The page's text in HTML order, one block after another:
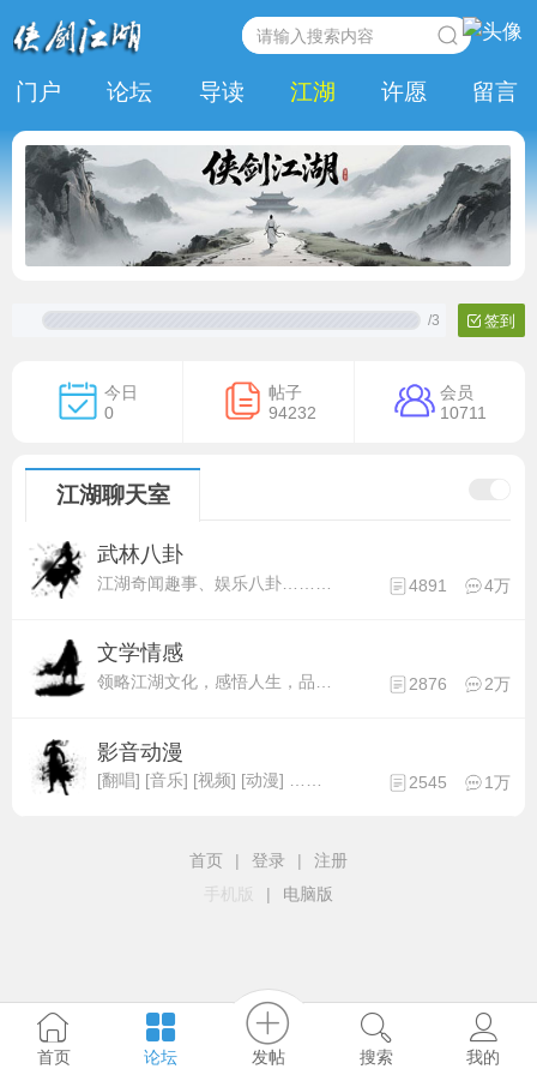
门户 论坛 导读 江湖 许愿 留言
/3 签到
今日
0
帖子
94232
会员
10711
江湖聊天室
武林八卦
4891 4万
文学情感
领略江湖文化，感悟人生，品味生活。 2876 2万
影音动漫
[翻唱] [音乐] [视频] [动漫] …… 2545 1万
首页 | 登录 |
注册
手机版
| 电脑版
首页 论坛 发帖 搜索 我的